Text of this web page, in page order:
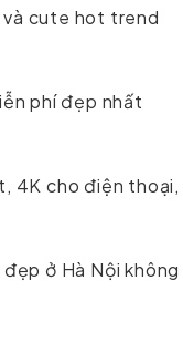
và cute hot trend
phí đẹp nhất
4K cho điện thoại,
ở Hà Nội không